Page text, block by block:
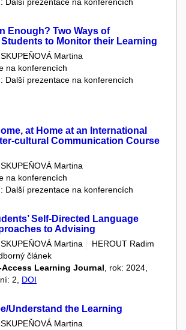
Enough? Two Ways of
to Monitor their Learning
Martina
na konferencích
Další prezentace na konferencích
at Home at an International
cultural Communication Course
Martina
na konferencích
Další prezentace na konferencích
Self-Directed Language
to Advising
Martina
HEROUT Radim
článek
Learning Journal , rok: 2024,
2, DOI
Understand the Learning
Martina